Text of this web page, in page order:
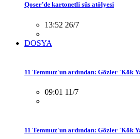
Qoser’de kartonetli süs atölyesi
13:52 26/7
DOSYA
11 Temmuz'un ardından: Gözler 'Kök
09:01 11/7
11 Temmuz'un ardından: Gözler 'Kök